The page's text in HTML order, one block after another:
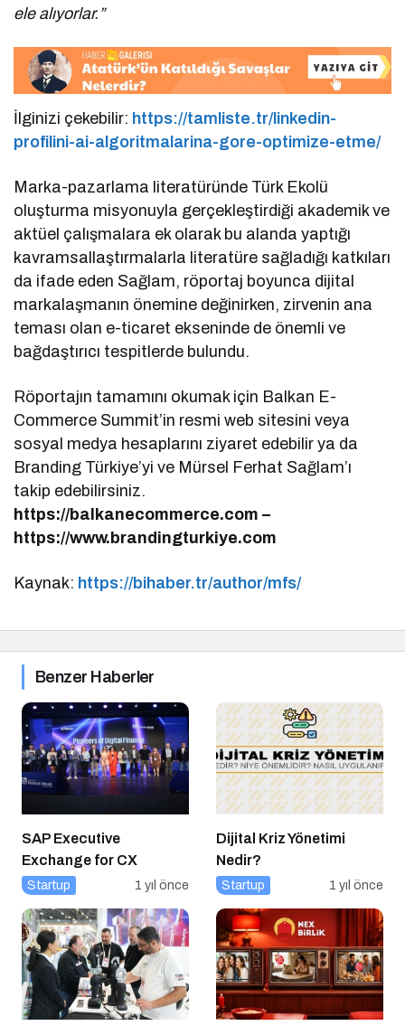
ele alıyorlar.”
İlginizi çekebilir: https://tamliste.tr/linkedin-
profilini-ai-algoritmalarina-gore-optimize-etme/
Marka-pazarlama literatüründe Türk Ekolü
oluşturma misyonuyla gerçekleştirdiği akademik ve
aktüel çalışmalara ek olarak bu alanda yaptığı
kavramsallaştırmalarla literatüre sağladığı katkıları
da ifade eden Sağlam, röportaj boyunca dijital
markalaşmanın önemine değinirken, zirvenin ana
teması olan e-ticaret ekseninde de önemli ve
bağdaştırıcı tespitlerde bulundu.
Röportajın tamamını okumak için Balkan E-
Commerce Summit’in resmi web sitesini veya
sosyal medya hesaplarını ziyaret edebilir ya da
Branding Türkiye’yi ve Mürsel Ferhat Sağlam’ı
takip edebilirsiniz.
https://balkanecommerce.com –
https://www.brandingturkiye.com
Kaynak: https://bihaber.tr/author/mfs/
Benzer Haberler
SAP Executive
Exchange for CX
Startup 1 yıl önce
Dijital Kriz Yönetimi
Nedir?
Startup 1 yıl önce